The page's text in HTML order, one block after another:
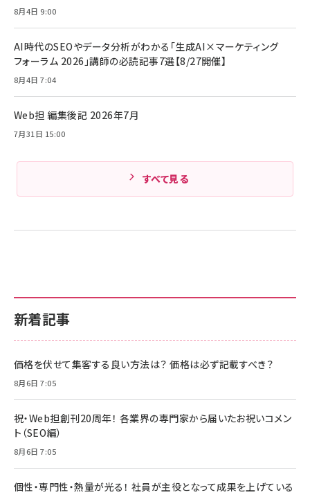
Amazonランキングをもっと見る
Anker PowerLine III Flow USB-C & USB-C
ケーブル Anker絡まないケーブル 240W 結束バン
ド付き USB PD対応 シリコン素材採用 iPhone
17 / 16 / 15 / Galaxy iPad Pro MacBook
Amazonランキングをもっと見る
キャンペーン】
￥4,857
新着記事
価格を伏せて集客する良い方法は？ 価格は必ず記載すべき？
8月6日 7:05
祝・Web担創刊20周年！ 各業界の専門家から届いたお祝いコメン
ト（SEO編）
8月6日 7:05
個性・専門性・熱量が光る！ 社員が主役となって成果を上げている
8月4日 9:00
AI時代のSEOやデータ分析がわかる「生成AI×マーケティング
フォーラム 2026」講師の必読記事7選【8/27開催】
8月4日 7:04
Web担 編集後記 2026年7月
7月31日 15:00
すべて見る